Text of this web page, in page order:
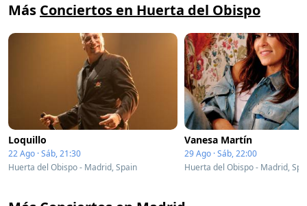
Más Conciertos en Huerta del Obispo
Loquillo
22 Ago · Sáb, 21:30
Huerta del Obispo - Madrid, Spain
Vanesa Martín
29 Ago · Sáb, 22:00
Huerta del Obispo - Madrid,